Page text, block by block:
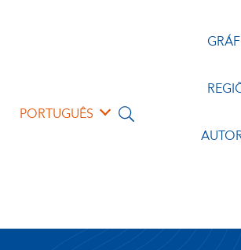
PORTUGUÊS